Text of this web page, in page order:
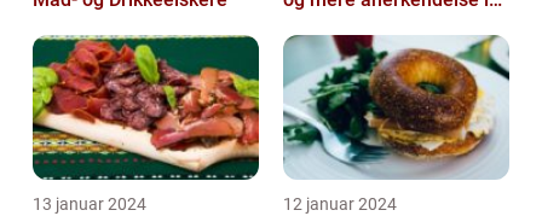
verden
13 januar 2024 12 januar 2024